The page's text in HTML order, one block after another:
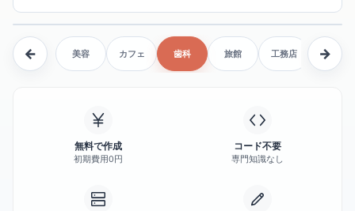
無料で作成
初期費用0円
コード不要
専門知識なし
← 美容 カフェ 歯科 旅館 工務店 不動産
→